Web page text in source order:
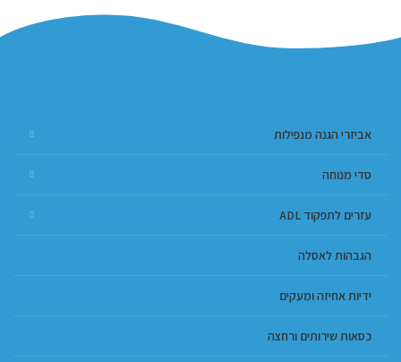
אביזרי הגנה מנפילות
סדי מנוחה
עזרים לתפקוד ADL
הגבהות לאסלה
ידיות אחיזה ומעקים
כסאות שירותים ורחצה